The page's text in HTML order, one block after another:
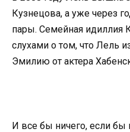
Кузнецова, а уже через
пары. Семейная идиллия
слухами о том, что Лель
Эмилию от актера
И все бы ничего, если бы